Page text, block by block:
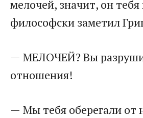
мелочей, значит, он
философски заметил
— МЕЛОЧЕЙ? Вы
отношения!
— Мы тебя оберегали от